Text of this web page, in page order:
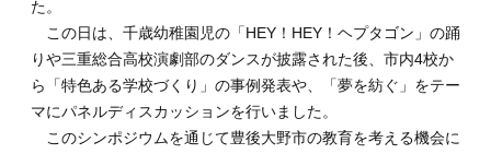
た。
この日は、千歳幼稚園児の「HEY！HEY！ヘプタゴン」の踊
りや三重総合高校演劇部のダンスが披露された後、市内4校か
ら「特色ある学校づくり」の事例発表や、「夢を紡ぐ」をテー
マにパネルディスカッションを行いました。
このシンポジウムを通じて豊後大野市の教育を考える機会に